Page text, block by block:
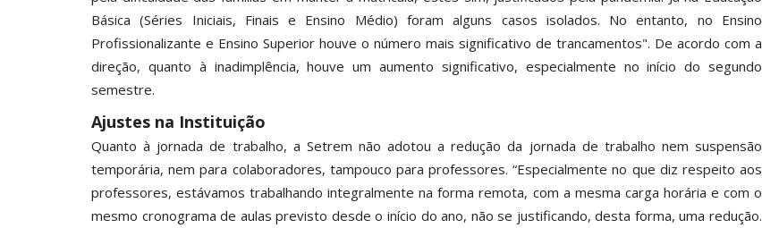
Básica (Séries Iniciais, Finais e Ensino Médio) foram alguns casos isolados. No entanto, no Ensino
Profissionalizante e Ensino Superior houve o número mais significativo de trancamentos". De acordo com a
direção, quanto à inadimplência, houve um aumento significativo, especialmente no início do segundo
semestre.
Ajustes na Instituição
Quanto à jornada de trabalho, a Setrem não adotou a redução da jornada de trabalho nem suspensão
temporária, nem para colaboradores, tampouco para professores. “Especialmente no que diz respeito aos
professores, estávamos trabalhando integralmente na forma remota, com a mesma carga horária e com o
mesmo cronograma de aulas previsto desde o início do ano, não se justificando, desta forma, uma redução.